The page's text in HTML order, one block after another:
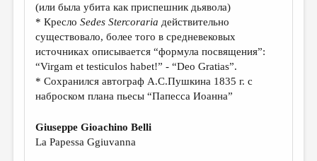
(или была убита как приспешник дьявола)
* КреслоSedes Stercoraria действительно
существовало, более того в средневековых
источниках описывается “формула посвящения”:
“Virgam et testiculos habet!” - “Deo Gratias”.
* Сохранился автограф А.С.Пушкина 1835 г. с
наброском плана пьесы “Папесса Иоанна”
Giuseppe Gioachino Belli
La Papessa Ggiuvanna